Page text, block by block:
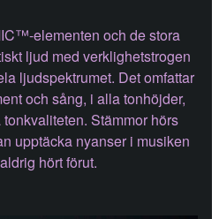
elementen och de stora
ljud med verklighetstrogen
ljudspektrumet. Det omfattar
och sång, i alla tonhöjder,
Stämmor hörs
upptäcka nyanser i musiken
hört förut.